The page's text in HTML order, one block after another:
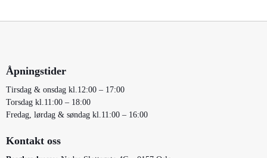
Åpningstider
Tirsdag & onsdag kl.12:00 – 17:00
Torsdag kl.11:00 – 18:00
Fredag, lørdag & søndag kl.11:00 – 16:00
Kontakt oss